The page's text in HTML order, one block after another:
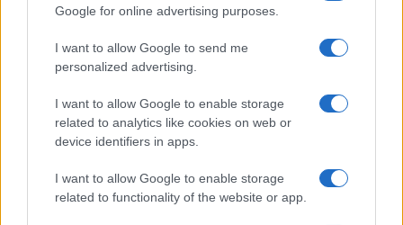
Google for online advertising purposes.
I want to allow Google to send me
personalized advertising.
I want to allow Google to enable storage
related to analytics like cookies on web or
device identifiers in apps.
I want to allow Google to enable storage
related to functionality of the website or app.
Evento sportivo e culturale a Calcio: programma e dettagli
Luigi Colombo, il telecronista che cambiò la radio e la